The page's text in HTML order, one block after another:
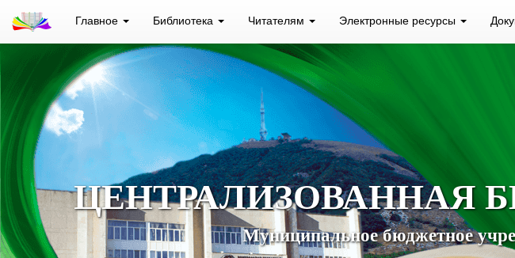
Главное Библиотека Читателям Электронные ресурсы
ЦЕНТРАЛИЗОВАННАЯ
Муниципальное бюджетное